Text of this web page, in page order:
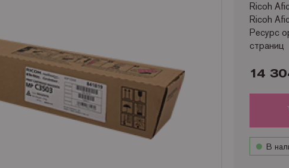
Ricoh
Ricoh
Ресурс
страниц
14
В